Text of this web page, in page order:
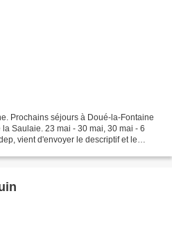
Prochains séjours à Doué-la-Fontaine
Saulaie. 23 mai - 30 mai, 30 mai - 6
vient d'envoyer le descriptif et le